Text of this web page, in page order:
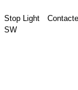
Stop Light
SW